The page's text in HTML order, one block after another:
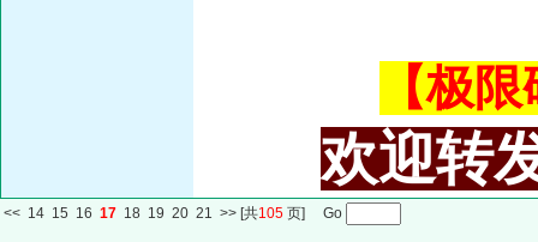
【极
欢迎转
<< 14 15 16 17 18 19 20 21 >> [共105 页] Go